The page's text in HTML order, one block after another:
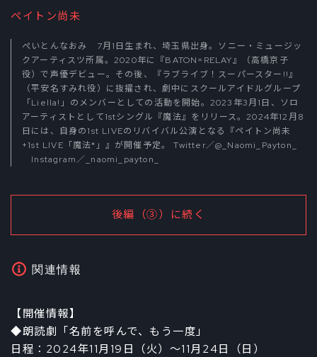
ペイトン尚未
ぺいとんなおみ 7月1日生まれ、埼玉県出身。ソニー・ミュージッ
クアーティスツ所属。2020年に『BATON=RELAY』（高橋京子
役）で声優デビュー。その後、『ラブライブ！スーパースター!!』
（平安名すみれ役）に抜擢され、劇中にスクールアイドルグループ
「Liella!」のメンバーとしての活動を開始。2023年3月1日、ソロ
アーティストとして1stシングル『魔法』をリリース。2024年12月8
日には、自身の1st LIVEのリバイバル公演となる『ペイトン尚未
+1st LIVE「魔法*」』が開催予定。 Twitter／@_Naomi_Payton_
Instagram／ _naomi_payton_
後編（③）に続く
関連情報
【開催情報】
◆朗読劇「名前を呼んで、もう一度」
日程：2024年11月19日（火）～11月24日（日）